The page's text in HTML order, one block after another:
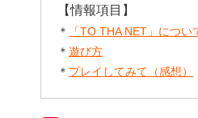
【情報項目】
＊
「TO THA NET」につい
＊ 遊び方
＊ プレイしてみて（感想）